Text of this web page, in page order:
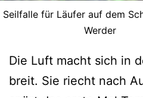
Seilfalle für Läufer auf dem
Werder
Die Luft macht sich in
breit. Sie riecht nach